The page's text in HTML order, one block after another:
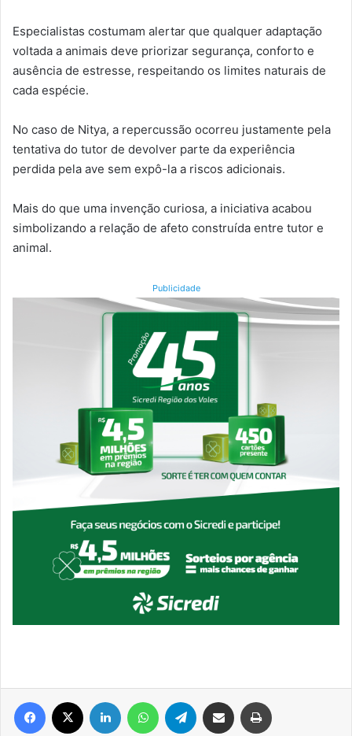
Especialistas costumam alertar que qualquer adaptação
voltada a animais deve priorizar segurança, conforto e
ausência de estresse, respeitando os limites naturais de
cada espécie.
No caso de Nitya, a repercussão ocorreu justamente pela
tentativa do tutor de devolver parte da experiência
perdida pela ave sem expô-la a riscos adicionais.
Mais do que uma invenção curiosa, a iniciativa acabou
simbolizando a relação de afeto construída entre tutor e
animal.
Publicidade
Facebook Linkedin WhatsAppTelegram Compartilhar via e-mail